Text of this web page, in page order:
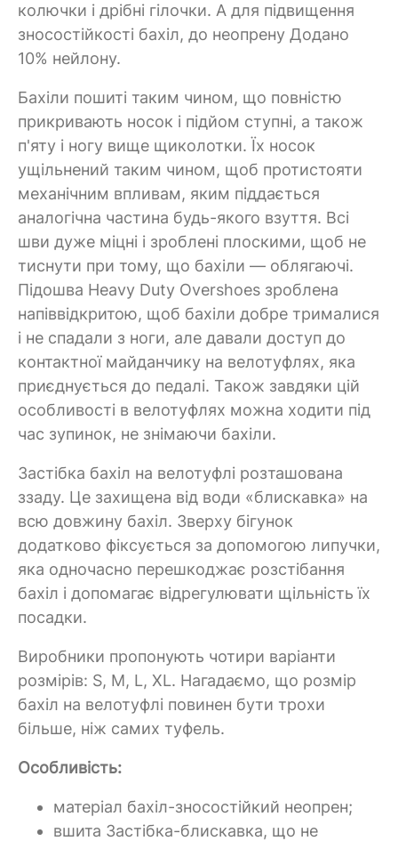
колючки і дрібні гілочки. А для підвищення
зносостійкості бахіл, до неопрену Додано
10% нейлону.
Бахіли пошиті таким чином, що повністю
прикривають носок і підйом ступні, а також
п'яту і ногу вище щиколотки. Їх носок
ущільнений таким чином, щоб протистояти
механічним впливам, яким піддається
аналогічна частина будь-якого взуття. Всі
шви дуже міцні і зроблені плоскими, щоб не
тиснути при тому, що бахіли — облягаючі.
Підошва Heavy Duty Overshoes зроблена
напіввідкритою, щоб бахіли добре трималися
і не спадали з ноги, але давали доступ до
контактної майданчику на велотуфлях, яка
приєднується до педалі. Також завдяки цій
особливості в велотуфлях можна ходити під
час зупинок, не знімаючи бахіли.
Застібка бахіл на велотуфлі розташована
ззаду. Це захищена від води «блискавка» на
всю довжину бахіл. Зверху бігунок
додатково фіксується за допомогою липучки,
яка одночасно перешкоджає розстібання
бахіл і допомагає відрегулювати щільність їх
посадки.
Виробники пропонують чотири варіанти
розмірів: S, M, L, XL. Нагадаємо, що розмір
бахіл на велотуфлі повинен бути трохи
більше, ніж самих туфель.
Особливість:
матеріал бахіл-зносостійкий неопрен;
вшита Застібка-блискавка, що не